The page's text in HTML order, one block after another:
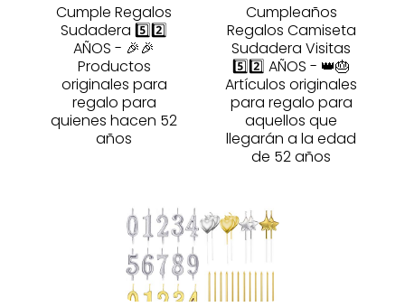
Cumple Regalos
Sudadera 5️⃣2️⃣
AÑOS - 🎉🎉
Productos
originales para
regalo para
quienes hacen 52
años
Cumpleaños
Regalos Camiseta
Sudadera Visitas
5️⃣2️⃣ AÑOS - 👑🎂
Artículos originales
para regalo para
aquellos que
llegarán a la edad
de 52 años